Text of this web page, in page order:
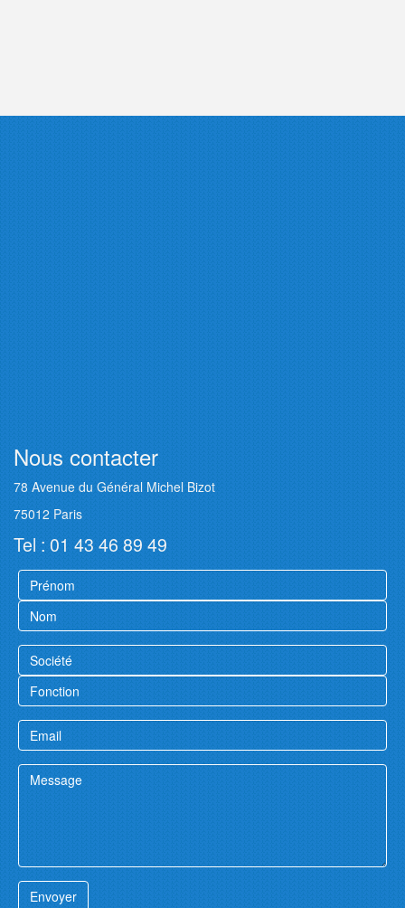
Nous contacter
78 Avenue du Général Michel Bizot
75012 Paris
Tel : 01 43 46 89 49